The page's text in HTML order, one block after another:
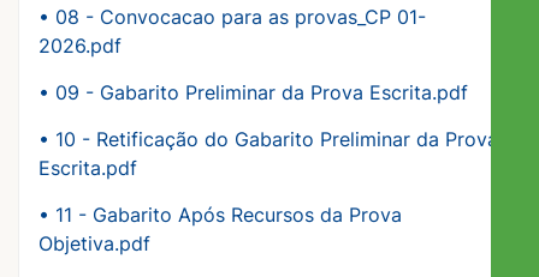
• 08 - Convocacao para as provas_CP 01-
2026.pdf
• 09 - Gabarito Preliminar da Prova Escrita.pdf
• 10 - Retificação do Gabarito Preliminar da Prova
Escrita.pdf
• 11 - Gabarito Após Recursos da Prova
Objetiva.pdf